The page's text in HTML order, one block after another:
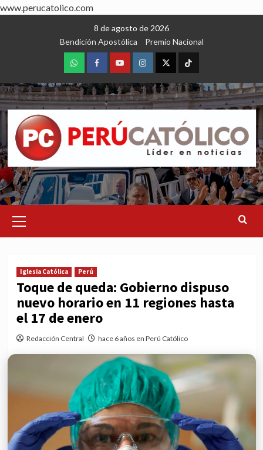
www.perucatolico.com
8 de agosto de 2026
Bendición Apostólica
Premio Nacional
WhatsAppFacebookYoutubeInstagram
X TikTok
Menu
Iglesia Católica Perú
Toque de queda: Gobierno dispuso
nuevo horario en 11 regiones hasta
el 17 de enero
Redacción Central hace 6 años en Perú Católico